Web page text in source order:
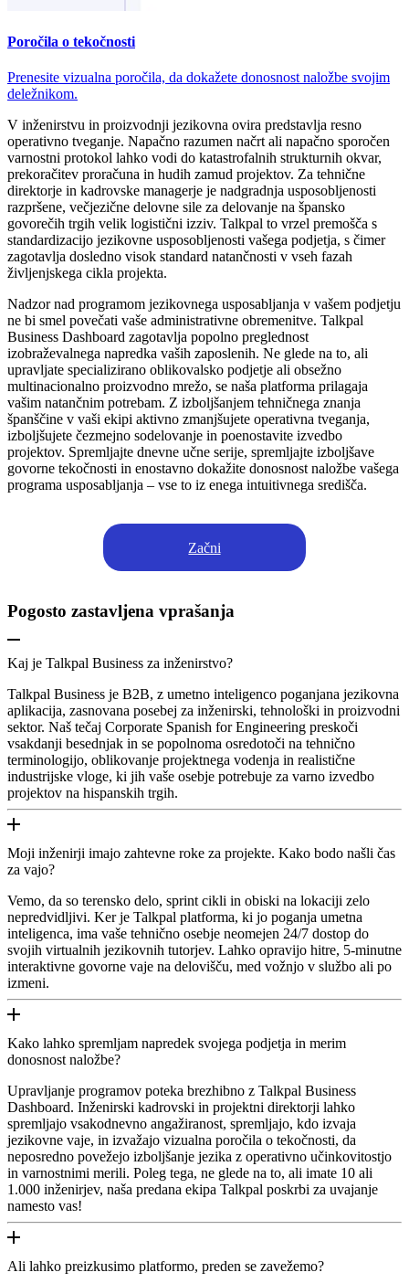
Poročila o tekočnosti
Prenesite vizualna poročila, da dokažete donosnost naložbe svojim
deležnikom.
V inženirstvu in proizvodnji jezikovna ovira predstavlja resno
operativno tveganje. Napačno razumen načrt ali napačno sporočen
varnostni protokol lahko vodi do katastrofalnih strukturnih okvar,
prekoračitev proračuna in hudih zamud projektov. Za tehnične
direktorje in kadrovske managerje je nadgradnja usposobljenosti
razpršene, večjezične delovne sile za delovanje na špansko
govorečih trgih velik logistični izziv. Talkpal to vrzel premošča s
standardizacijo jezikovne usposobljenosti vašega podjetja, s čimer
zagotavlja dosledno visok standard natančnosti v vseh fazah
življenjskega cikla projekta.
Nadzor nad programom jezikovnega usposabljanja v vašem podjetju
ne bi smel povečati vaše administrativne obremenitve. Talkpal
Business Dashboard zagotavlja popolno preglednost
izobraževalnega napredka vaših zaposlenih. Ne glede na to, ali
upravljate specializirano oblikovalsko podjetje ali obsežno
multinacionalno proizvodno mrežo, se naša platforma prilagaja
vašim natančnim potrebam. Z izboljšanjem tehničnega znanja
španščine v vaši ekipi aktivno zmanjšujete operativna tveganja,
izboljšujete čezmejno sodelovanje in poenostavite izvedbo
projektov. Spremljajte dnevne učne serije, spremljajte izboljšave
govorne tekočnosti in enostavno dokažite donosnost naložbe vašega
programa usposabljanja – vse to iz enega intuitivnega središča.
Začni
Pogosto zastavljena vprašanja
Kaj je Talkpal Business za inženirstvo?
Talkpal Business je B2B, z umetno inteligenco poganjana jezikovna
aplikacija, zasnovana posebej za inženirski, tehnološki in proizvodni
sektor. Naš tečaj Corporate Spanish for Engineering preskoči
vsakdanji besednjak in se popolnoma osredotoči na tehnično
terminologijo, oblikovanje projektnega vodenja in realistične
industrijske vloge, ki jih vaše osebje potrebuje za varno izvedbo
projektov na hispanskih trgih.
Moji inženirji imajo zahtevne roke za projekte. Kako bodo našli čas
za vajo?
Vemo, da so terensko delo, sprint cikli in obiski na lokaciji zelo
nepredvidljivi. Ker je Talkpal platforma, ki jo poganja umetna
inteligenca, ima vaše tehnično osebje neomejen 24/7 dostop do
svojih virtualnih jezikovnih tutorjev. Lahko opravijo hitre, 5-minutne
interaktivne govorne vaje na delovišču, med vožnjo v službo ali po
izmeni.
Kako lahko spremljam napredek svojega podjetja in merim
donosnost naložbe?
Upravljanje programov poteka brezhibno z Talkpal Business
Dashboard. Inženirski kadrovski in projektni direktorji lahko
spremljajo vsakodnevno angažiranost, spremljajo, kdo izvaja
jezikovne vaje, in izvažajo vizualna poročila o tekočnosti, da
neposredno povežejo izboljšanje jezika z operativno učinkovitostjo
in varnostnimi merili. Poleg tega, ne glede na to, ali imate 10 ali
1.000 inženirjev, naša predana ekipa Talkpal poskrbi za uvajanje
namesto vas!
Ali lahko preizkusimo platformo, preden se zavežemo?